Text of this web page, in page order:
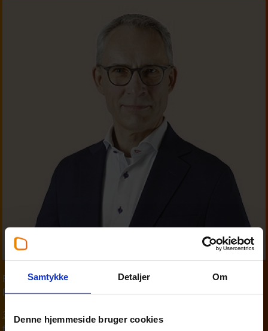
Samtykke Detaljer Om
Denne hjemmeside bruger cookies
Partner,Personskat
Finn Madsen
33 18 13 29
fim@beierholm.dk